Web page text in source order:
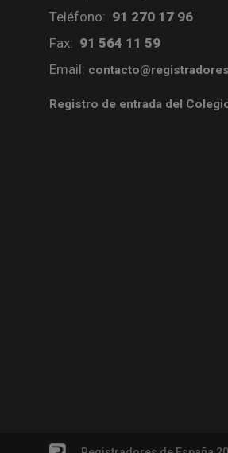
Teléfono: 91 270 17 96
Fax: 91 564 11 59
Email:
Registro de entrada del